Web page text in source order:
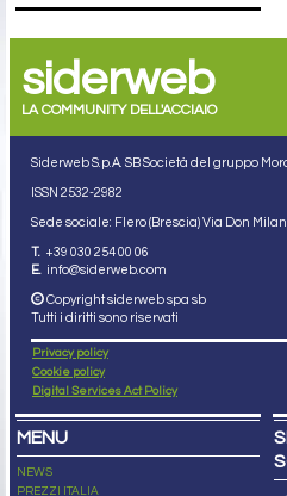
siderweb
LA COMMUNITY DELL'ACCIAIO
Siderweb S.p.A. SB Società del gruppo
ISSN 2532-2982
Sede sociale: Flero (Brescia) Via Don
T. +39 030 254 00 06
E. info@siderweb.com
Copyright siderweb spa sb
Tutti i diritti sono riservati
Privacy policy
Cookie policy
Digital Services Act Policy
MENU
NEWS
PREZZI ITALIA